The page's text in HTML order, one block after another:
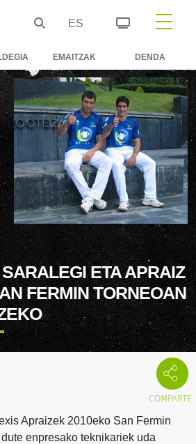
ES
EMAITZAK DENDA
ETA APRAIZ
FERMIN TORNEOAN
Apraizek 2010eko San Fermin
enpresako teknikariek uda